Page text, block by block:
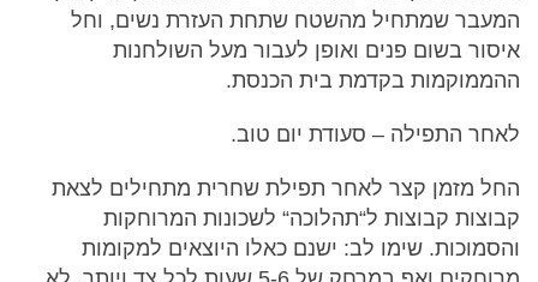
המעבר שמתחיל מהשטח שתחת העזרת נשים, וחל
איסור בשום פנים ואופן לעבור מעל השולחנות
ההממוקמות בקדמת בית הכנסת.
לאחר התפילה – סעודת יום טוב.
החל מזמן קצר לאחר תפילת שחרית מתחילים לצאת
קבוצות קבוצות ל“תהלוכה“ לשכונות המרוחקות
והסמוכות. שימו לב: ישנם כאלו היוצאים למקומות